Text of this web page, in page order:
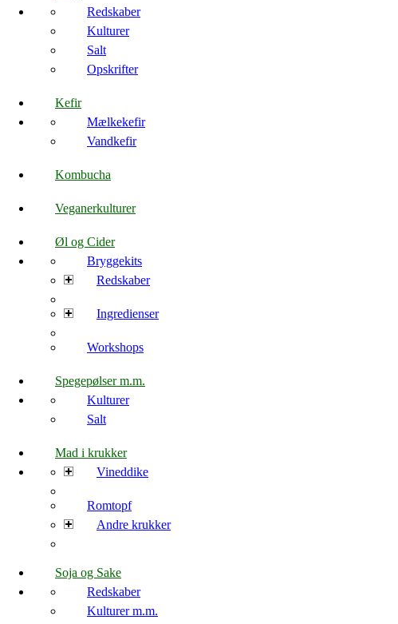
Redskaber
Kulturer
Salt
Opskrifter
Kefir
Mælkekefir
Vandkefir
Kombucha
Veganerkulturer
Øl og Cider
Bryggekits
Redskaber
Ingredienser
Workshops
Spegepølser m.m.
Kulturer
Salt
Mad i krukker
Vineddike
Romtopf
Andre krukker
Soja og Sake
Redskaber
Kulturer m.m.